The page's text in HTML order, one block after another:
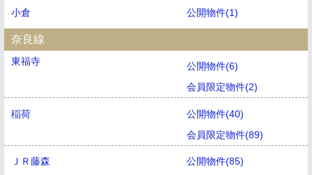
小倉 公開物件(1)
奈良線
東福寺
公開物件(6)
会員限定物件(2)
稲荷
公開物件(40)
会員限定物件(89)
ＪＲ藤森
公開物件(85)